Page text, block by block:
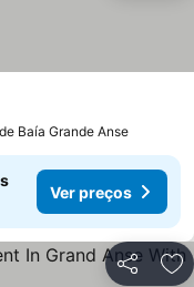
Baía Grande Anse
Ver preços
Partilhar